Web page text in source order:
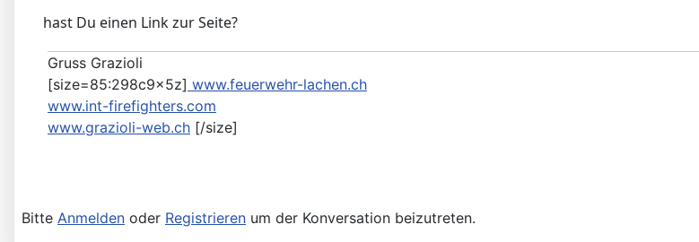
hast Du einen Link zur Seite?
Gruss Grazioli
[size=85:298c9x5z] www.feuerwehr-lachen.ch
www.int-firefighters.com
www.grazioli-web.ch [/size]
Bitte Anmelden oder Registrieren um der Konversation beizutreten.